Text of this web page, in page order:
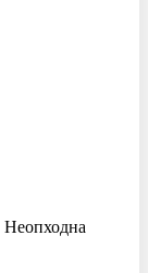
Неопходна